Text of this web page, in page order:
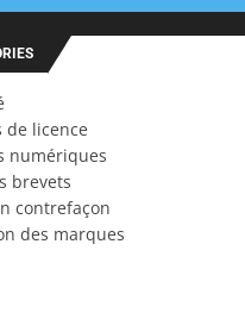
de licence
numériques
brevets
contrefaçon
des marques